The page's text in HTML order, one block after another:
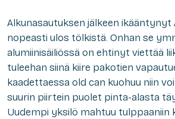
Alkunasautuksen jälkeen ikääntynyt
nopeasti ulos tölkistä. Onhan se
alumiinisäiliössä on ehtinyt viettää
tuleehan siinä kiire pakotien
kaadettaessa old can kuohuu niin
suurin piirtein puolet pinta-alasta
Uudempi yksilö mahtuu tulppaaniin